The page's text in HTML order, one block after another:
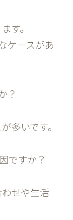
す。
ケースがあ
？
多いです。
ですか？
せや生活